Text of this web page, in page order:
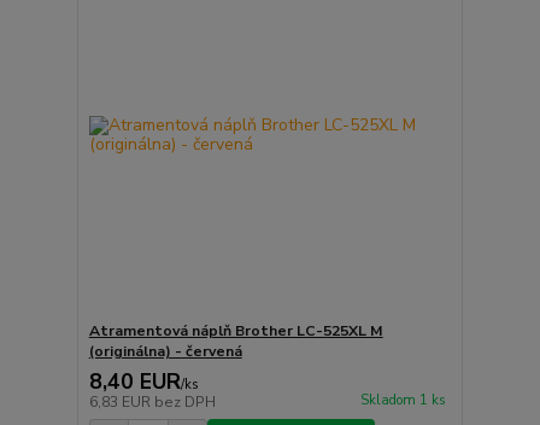
Atramentová náplň Brother LC-525XL M
(originálna) - červená
8,40 EUR/ks
6,83 EUR bez DPH Skladom 1 ks